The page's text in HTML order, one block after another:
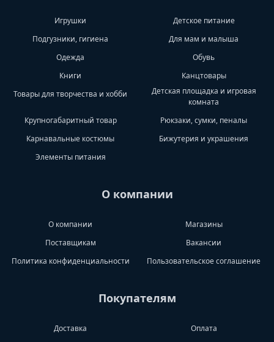
Игрушки
Детское питание
Подгузники, гигиена
Для мам и малыша
Одежда
Обувь
Книги
Канцтовары
Товары для творчества и хобби
Детская площадка и игровая
комната
Крупногабаритный товар
Рюкзаки, сумки, пеналы
Карнавальные костюмы
Бижутерия и украшения
Элементы питания
О компании
О компании
Магазины
Поставщикам
Вакансии
Политика конфиденциальности
Пользовательское соглашение
Покупателям
Доставка
Оплата